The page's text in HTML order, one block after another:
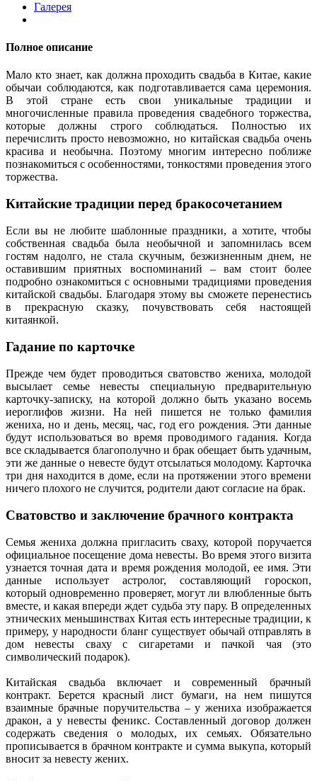
Галерея
Полное описание
Мало кто знает, как должна проходить свадьба в Китае, какие
обычаи соблюдаются, как подготавливается сама церемония.
В этой стране есть свои уникальные традиции и
многочисленные правила проведения свадебного торжества,
которые должны строго соблюдаться. Полностью их
перечислить просто невозможно, но китайская свадьба очень
красива и необычна. Поэтому многим интересно поближе
познакомиться с особенностями, тонкостями проведения этого
торжества.
Китайские традиции перед бракосочетанием
Если вы не любите шаблонные праздники, а хотите, чтобы
собственная свадьба была необычной и запомнилась всем
гостям надолго, не стала скучным, безжизненным днем, не
оставившим приятных воспоминаний – вам стоит более
подробно ознакомиться с основными традициями проведения
китайской свадьбы. Благодаря этому вы сможете перенестись
в прекрасную сказку, почувствовать себя настоящей
китаянкой.
Гадание по карточке
Прежде чем будет проводиться сватовство жениха, молодой
высылает семье невесты специальную предварительную
карточку-записку, на которой должно быть указано восемь
иероглифов жизни. На ней пишется не только фамилия
жениха, но и день, месяц, час, год его рождения. Эти данные
будут использоваться во время проводимого гадания. Когда
все складывается благополучно и брак обещает быть удачным,
эти же данные о невесте будут отсылаться молодому. Карточка
три дня находится в доме, если на протяжении этого времени
ничего плохого не случится, родители дают согласие на брак.
Сватовство и заключение брачного контракта
Семья жениха должна пригласить сваху, которой поручается
официальное посещение дома невесты. Во время этого визита
узнается точная дата и время рождения молодой, ее имя. Эти
данные использует астролог, составляющий гороскоп,
который одновременно проверяет, могут ли влюбленные быть
вместе, и какая впереди ждет судьба эту пару. В определенных
этнических меньшинствах Китая есть интересные традиции, к
примеру, у народности бланг существует обычай отправлять в
дом невесты сваху с сигаретами и пачкой чая (это
символический подарок).
Китайская свадьба включает и современный брачный
контракт. Берется красный лист бумаги, на нем пишутся
взаимные брачные поручительства – у жениха изображается
дракон, а у невесты феникс. Составленный договор должен
содержать сведения о молодых, их семьях. Обязательно
прописывается в брачном контракте и сумма выкупа, который
вносит за невесту жених.